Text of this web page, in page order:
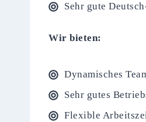
Sehr gute
Wir bieten:
Dynamisches
Sehr gutes
Flexible